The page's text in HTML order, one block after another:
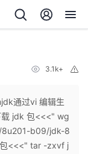
3.1k+
通过vi 编辑生
载 jdk 包<<<" wg
b09/jdk-8
<<<" tar -zxvf j